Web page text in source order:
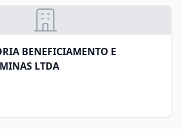
BENEFICIAMENTO E
LTDA